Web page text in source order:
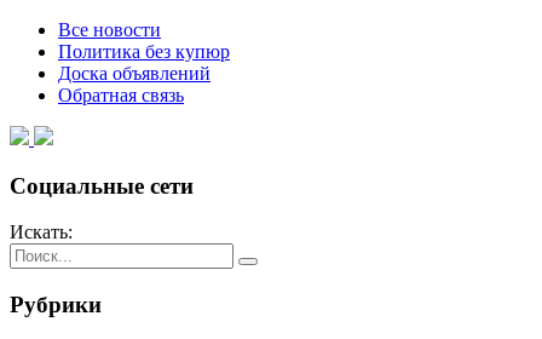
Все новости
Политика без купюр
Доска объявлений
Обратная связь
Социальные сети
Искать:
Рубрики